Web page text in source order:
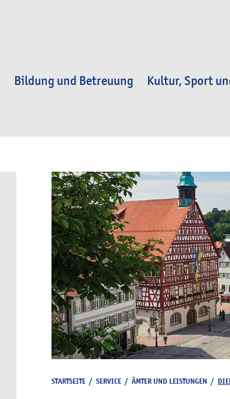
Bildung und Betreuung Kultur, Sport
STARTSEITE / SERVICE / ÄMTER UND LEISTUNGEN /